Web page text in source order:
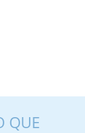
QUE